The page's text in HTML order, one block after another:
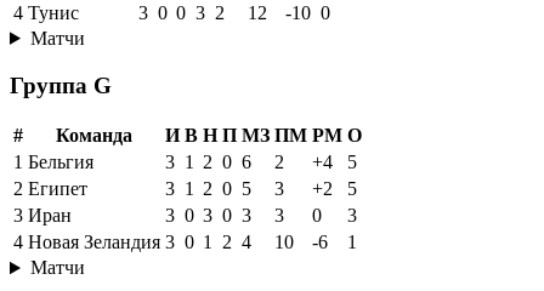
4 Тунис 3 0 0 3 2 12 -10 0
Матчи
Группа G
# Команда И В Н П МЗ ПМ РМ О
1 Бельгия 3 1 2 0 6 2 +4
5
2 Египет 3 1 2 0 5 3 +2
5
3 Иран 3 0 3 0 3 3 0
3
4 Новая Зеландия 3 0 1 2 4 10 -6
1
Матчи